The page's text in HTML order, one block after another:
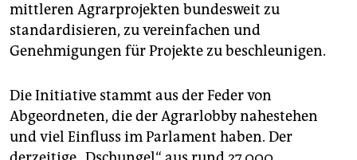
mittleren Agrarprojekten bundesweit zu
standardisieren, zu vereinfachen und
Genehmigungen für Projekte zu beschleunigen.
Die Initiative stammt aus der Feder von
Abgeordneten, die der Agrarlobby nahestehen
und viel Einfluss im Parlament haben. Der